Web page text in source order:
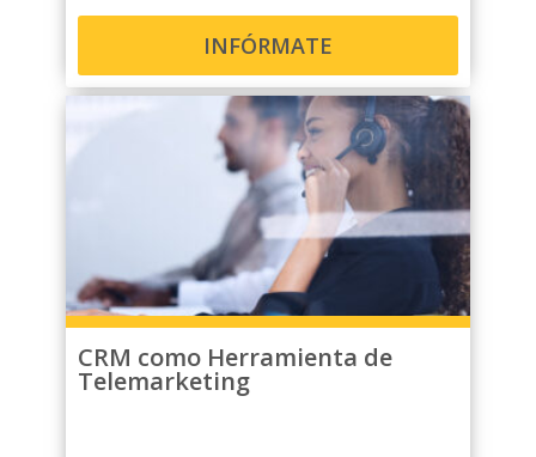
INFÓRMATE
CRM como Herramienta de
Telemarketing